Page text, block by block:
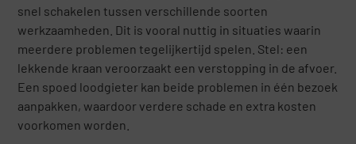
snel schakelen tussen verschillende soorten
werkzaamheden. Dit is vooral nuttig in situaties waarin
meerdere problemen tegelijkertijd spelen. Stel: een
lekkende kraan veroorzaakt een verstopping in de afvoer.
Een spoed loodgieter kan beide problemen in één bezoek
aanpakken, waardoor verdere schade en extra kosten
voorkomen worden.